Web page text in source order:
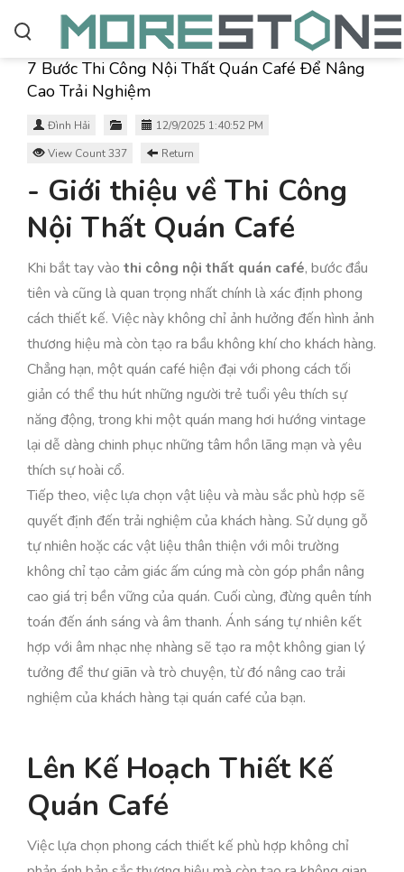
7 Bước Thi Công Nội Thất Quán Café Để Nâng
Cao Trải Nghiệm
Đình Hải
12/9/2025 1:40:52 PM
View Count 337
Return
- Giới thiệu về Thi Công
Nội Thất Quán Café
Khi bắt tay vào thi công nội thất quán café, bước đầu
tiên và cũng là quan trọng nhất chính là xác định phong
cách thiết kế. Việc này không chỉ ảnh hưởng đến hình ảnh
thương hiệu mà còn tạo ra bầu không khí cho khách hàng.
Chẳng hạn, một quán café hiện đại với phong cách tối
giản có thể thu hút những người trẻ tuổi yêu thích sự
năng động, trong khi một quán mang hơi hướng vintage
lại dễ dàng chinh phục những tâm hồn lãng mạn và yêu
thích sự hoài cổ.
Tiếp theo, việc lựa chọn vật liệu và màu sắc phù hợp sẽ
quyết định đến trải nghiệm của khách hàng. Sử dụng gỗ
tự nhiên hoặc các vật liệu thân thiện với môi trường
không chỉ tạo cảm giác ấm cúng mà còn góp phần nâng
cao giá trị bền vững của quán. Cuối cùng, đừng quên tính
toán đến ánh sáng và âm thanh. Ánh sáng tự nhiên kết
hợp với âm nhạc nhẹ nhàng sẽ tạo ra một không gian lý
tưởng để thư giãn và trò chuyện, từ đó nâng cao trải
nghiệm của khách hàng tại quán café của bạn.
Lên Kế Hoạch Thiết Kế
Quán Café
Việc lựa chọn phong cách thiết kế phù hợp không chỉ